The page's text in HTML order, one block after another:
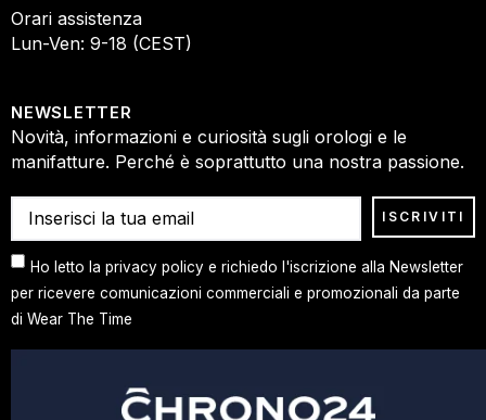
Orari assistenza
Lun-Ven: 9-18 (CEST)
NEWSLETTER
Novità, informazioni e curiosità sugli orologi e le
manifatture. Perché è soprattutto una nostra passione.
Ho letto la privacy policy e richiedo l'iscrizione alla Newsletter
per ricevere comunicazioni commerciali e promozionali da parte
di Wear The Time